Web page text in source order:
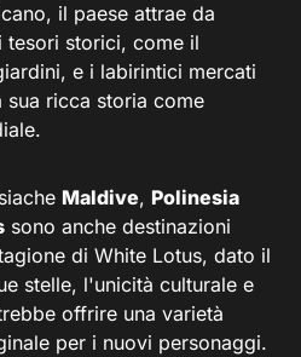
il paese attrae da
tesori storici, come il
e i labirintici mercati
ricca storia come
Maldive, Polinesia
sono anche destinazioni
di White Lotus, dato il
stelle, l'unicità culturale e
offrire una varietà
per i nuovi personaggi.